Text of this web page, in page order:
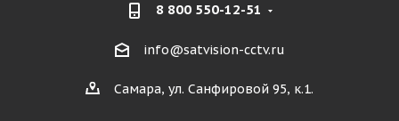
8 800 550-12-51
info@satvision-cctv.ru
Самара, ул. Санфировой 95, к.1.